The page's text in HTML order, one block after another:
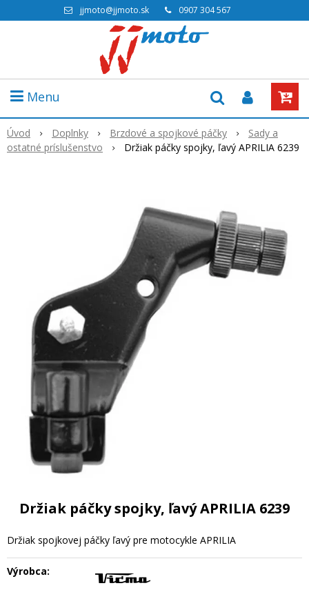
jjmoto@jjmoto.sk 0907 304 567
Menu
Úvod Doplnky Brzdové a spojkové páčky
Sady a
ostatné príslušenstvo
Držiak páčky spojky, ľavý APRILIA 6239
Držiak páčky spojky, ľavý APRILIA 6239
Držiak spojkovej páčky ľavý pre motocykle APRILIA
Výrobca: